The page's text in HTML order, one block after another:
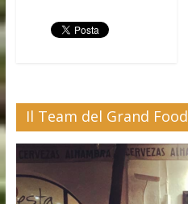
Il Team del Grand Food